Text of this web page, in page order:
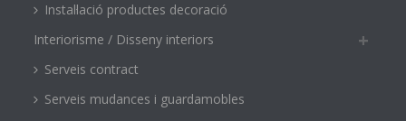
Instal·lació productes decoració
Interiorisme / Disseny interiors
Serveis contract
Serveis mudances i guardamobles